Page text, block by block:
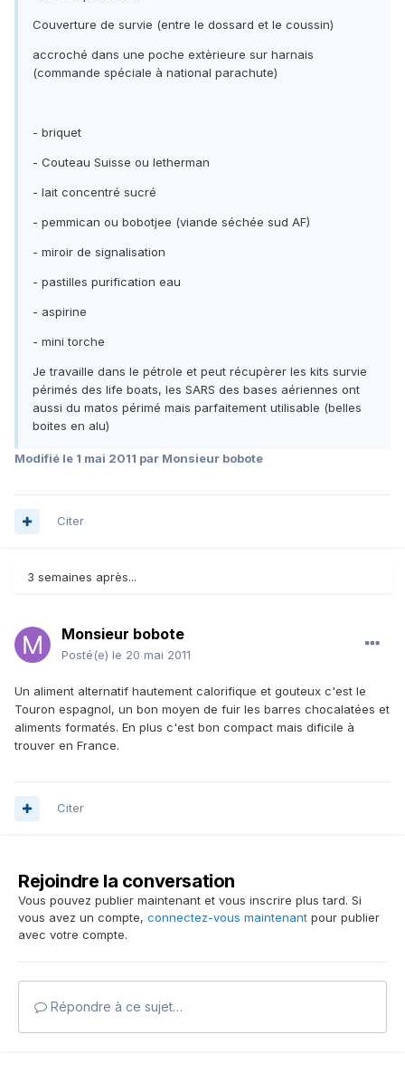
Couverture de survie (entre le dossard et le coussin)
accroché dans une poche extèrieure sur harnais
(commande spéciale à national parachute)
- briquet
- Couteau Suisse ou letherman
- lait concentré sucré
- pemmican ou bobotjee (viande séchée sud AF)
- miroir de signalisation
- pastilles purification eau
- aspirine
- mini torche
Je travaille dans le pétrole et peut récupèrer les kits survie
périmés des life boats, les SARS des bases aériennes ont
aussi du matos périmé mais parfaitement utilisable (belles
boites en alu)
Modifié le 1 mai 2011 par Monsieur bobote
Citer
3 semaines après...
Monsieur bobote
Posté(e) le 20 mai 2011
Un aliment alternatif hautement calorifique et gouteux c'est le
Touron espagnol, un bon moyen de fuir les barres chocalatées et
aliments formatés. En plus c'est bon compact mais dificile à
trouver en France.
Citer
Rejoindre la conversation
Vous pouvez publier maintenant et vous inscrire plus tard. Si
vous avez un compte, connectez-vous maintenant pour publier
avec votre compte.
Répondre à ce sujet…